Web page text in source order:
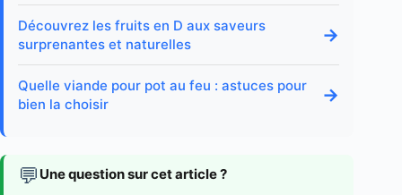
Découvrez les fruits en D aux saveurs
surprenantes et naturelles
→
Quelle viande pour pot au feu : astuces pour
bien la choisir
→
💬 Une question sur cet article ?